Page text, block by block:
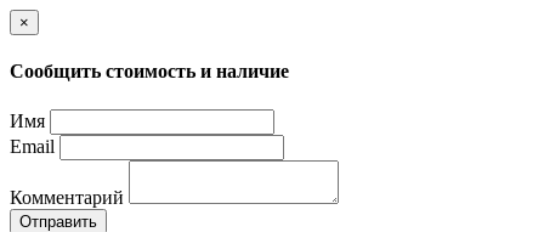
×
Сообщить стоимость и наличие
Имя
Email
Комментарий
Отправить